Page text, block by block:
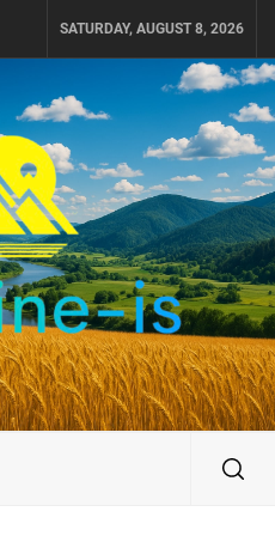
SATURDAY, AUGUST 8, 2026